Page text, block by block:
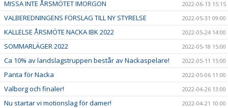
MISSA INTE ÅRSMÖTET IMORGON 2022-06-13 15:15
VALBEREDNINGENS FÖRSLAG TILL NY STYRELSE 2022-05-31 09:00
KALLELSE ÅRSMÖTE NACKA IBK 2022 2022-05-24 14:00
SOMMARLÄGER 2022 2022-05-18 15:00
Ca 10% av landslagstruppen består av Nackaspelare! 2022-05-11 15:00
Panta för Nacka 2022-05-06 11:00
Valborg och finaler! 2022-04-26 13:00
Nu startar vi motionslag för damer! 2022-04-21 10:00